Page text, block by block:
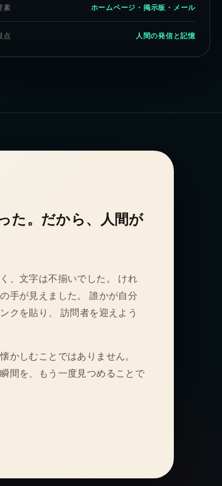
素 ホームページ・掲示板・メール
点 人間の発信と記憶
た。だから、人間が
、文字は不揃いでした。 けれ
手が見えました。 誰かが自分
クを貼り、 訪問者を迎えよう
かしむことではありません。
間を、もう一度見つめることで